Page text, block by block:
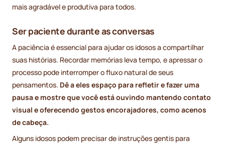
mais agradável e produtiva para todos.
Ser paciente durante as conversas
A paciência é essencial para ajudar os idosos a compartilhar
suas histórias. Recordar memórias leva tempo, e apressar o
processo pode interromper o fluxo natural de seus
pensamentos. Dê a eles espaço para refletir e fazer uma
pausa e mostre que você está ouvindo mantendo contato
visual e oferecendo gestos encorajadores, como acenos
de cabeça.
Alguns idosos podem precisar de instruções gentis para